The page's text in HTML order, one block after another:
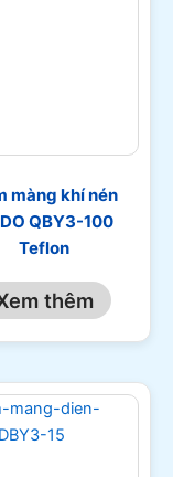
màng khí nén
QBY3-100
Teflon
thêm